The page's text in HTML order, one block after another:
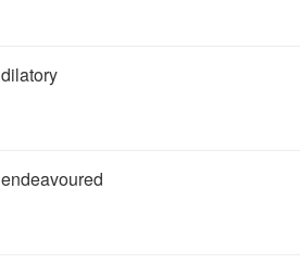
dilatory
endeavoured